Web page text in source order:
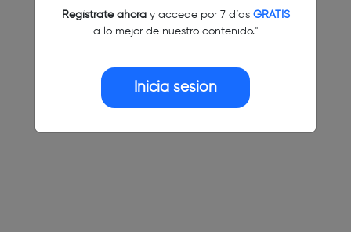
Regístrate ahoray accede por 7 días GRATIS
a lo mejor de nuestro contenido."
Inicia sesión